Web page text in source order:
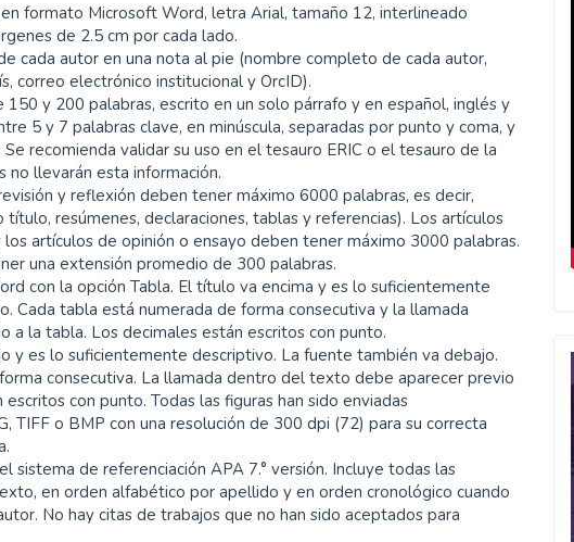
formato Microsoft Word, letra Arial, tamaño 12, interlineado
de 2.5 cm por cada lado.
cada autor en una nota al pie (nombre completo de cada autor,
correo electrónico institucional y OrcID).
150 y 200 palabras, escrito en un solo párrafo y en español, inglés y
5 y 7 palabras clave, en minúscula, separadas por punto y coma, y
recomienda validar su uso en el tesauro ERIC o el tesauro de la
no llevarán esta información.
y reflexión deben tener máximo 6000 palabras, es decir,
resúmenes, declaraciones, tablas y referencias). Los artículos
artículos de opinión o ensayo deben tener máximo 3000 palabras.
una extensión promedio de 300 palabras.
con la opción Tabla. El título va encima y es lo suficientemente
Cada tabla está numerada de forma consecutiva y la llamada
la tabla. Los decimales están escritos con punto.
y es lo suficientemente descriptivo. La fuente también va debajo.
consecutiva. La llamada dentro del texto debe aparecer previo
con punto. Todas las figuras han sido enviadas
TIFF o BMP con una resolución de 300 dpi (72) para su correcta
sistema de referenciación APA 7.° versión. Incluye todas las
en orden alfabético por apellido y en orden cronológico cuando
No hay citas de trabajos que no han sido aceptados para